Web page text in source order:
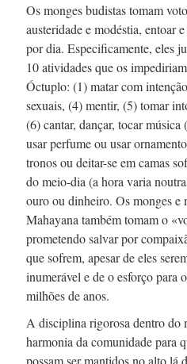
Os monges budistas tomam
austeridade e modéstia, entoar
por dia. Especificamente, eles
10 atividadesque os
Óctuplo: (1) matar com
sexuais, (4) mentir, (5) tomar
(6) cantar, dançar, tocar
usar perfume ou usar
tronos ou deitar-seem camas
domeio-dia (a hora varia
ouro ou dinheiro. Os monges e
Mahayana também tomam o
prometendo salvar por
que sofrem, apesar de eles
inumerável e de o esforço para
milhões de anos.
A disciplina rigorosa dentro do
harmonia da comunidade para
possam ser mantidos no alto lá